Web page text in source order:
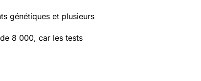
génétiques et plusieurs
8 000, car les tests